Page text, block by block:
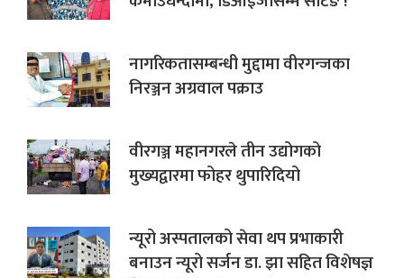
नागरिकतासम्बन्धी मुद्दामा वीरगन्जका
निरञ्जन अग्रवाल पक्राउ
वीरगञ्ज महानगरले तीन उद्योगको
मुख्यद्वारमा फोहर थुपारिदियो
न्यूरो अस्पतालको सेवा थप प्रभाकारी
बनाउन न्यूरो सर्जन डा. झा सहित विशेषज्ञ